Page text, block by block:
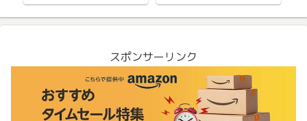
スポンサーリンク